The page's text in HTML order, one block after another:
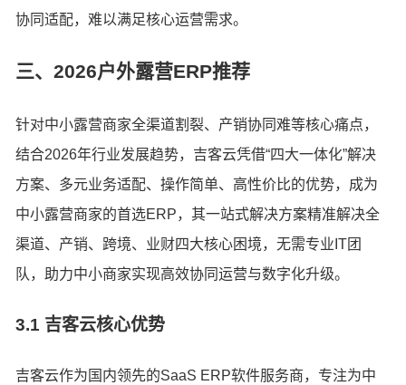
协同适配，难以满足核心运营需求。
三、2026户外露营ERP推荐
针对中小露营商家全渠道割裂、产销协同难等核心痛点，
结合2026年行业发展趋势，吉客云凭借“四大一体化”解决
方案、多元业务适配、操作简单、高性价比的优势，成为
中小露营商家的首选ERP，其一站式解决方案精准解决全
渠道、产销、跨境、业财四大核心困境，无需专业IT团
队，助力中小商家实现高效协同运营与数字化升级。
3.1 吉客云核心优势
吉客云作为国内领先的SaaS ERP软件服务商，专注为中